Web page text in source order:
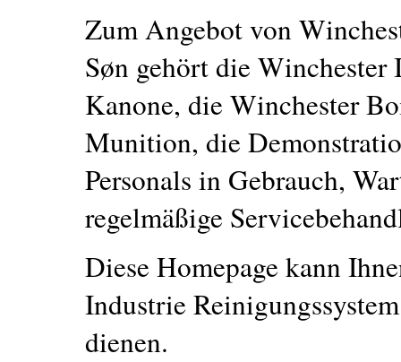
Zum Angebot von
Søn gehört die
Kanone, die Winchester
Munition, die
Personals in Gebrauch,
regelmäßige
Diese Homepage kann
Industrie
dienen.